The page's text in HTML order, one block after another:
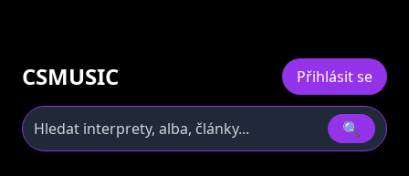
CSMUSIC Přihlásit se
🔍